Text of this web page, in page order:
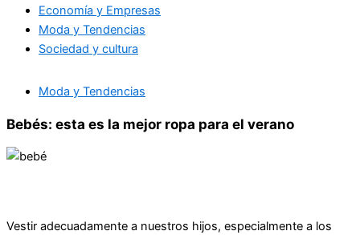
Economía y Empresas
Moda y Tendencias
Sociedad y cultura
Moda y Tendencias
Bebés: esta es la mejor ropa para el verano
Vestir adecuadamente a nuestros hijos, especialmente a los